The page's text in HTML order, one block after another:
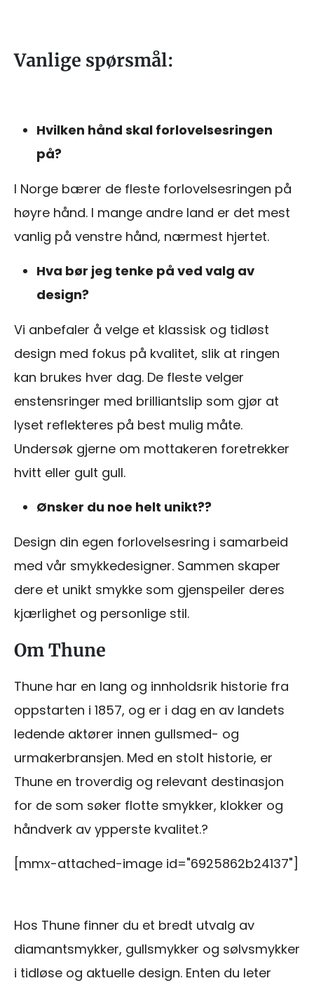
Vanlige spørsmål:
Hvilken hånd skal forlovelsesringen
på?
I Norge bærer de fleste forlovelsesringen på
høyre hånd. I mange andre land er det mest
vanlig på venstre hånd, nærmest hjertet.
Hva bør jeg tenke på ved valg av
design?
Vi anbefaler å velge et klassisk og tidløst
design med fokus på kvalitet, slik at ringen
kan brukes hver dag. De fleste velger
enstensringer med brilliantslip som gjør at
lyset reflekteres på best mulig måte.
Undersøk gjerne om mottakeren foretrekker
hvitt eller gult gull.
Ønsker du noe helt unikt??
Design din egen forlovelsesring i samarbeid
med vår smykkedesigner. Sammen skaper
dere et unikt smykke som gjenspeiler deres
kjærlighet og personlige stil.
Om Thune
Thune har en lang og innholdsrik historie fra
oppstarten i 1857, og er i dag en av landets
ledende aktører innen gullsmed- og
urmakerbransjen. Med en stolt historie, er
Thune en troverdig og relevant destinasjon
for de som søker flotte smykker, klokker og
håndverk av ypperste kvalitet.?
[mmx-attached-image id="6925862b24137"]
Hos Thune finner du et bredt utvalg av
diamantsmykker, gullsmykker og sølvsmykker
i tidløse og aktuelle design. Enten du leter